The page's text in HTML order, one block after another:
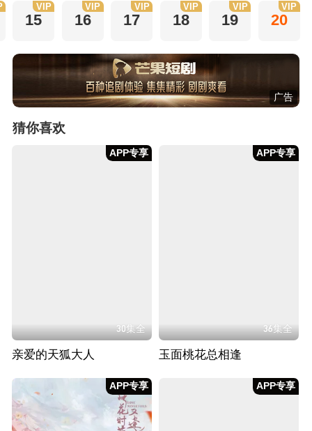
15
VIP
16
VIP
17
VIP
18
VIP
19
VIP
20
VIP
广告
猜你喜欢
APP专享
30集全
亲爱的天狐大人
APP专享
36集全
玉面桃花总相逢
APP专享 APP专享